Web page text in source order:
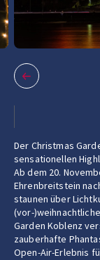
Der Christmas
sensationellen
Ab dem 20.
Ehrenbreitstein
staunen über
(vor-
Garden Koblenz
zauberhafte
Open-Air-Erlebnis